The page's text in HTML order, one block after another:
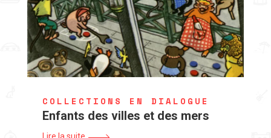
COLLECTIONS EN DIALOGUE
Enfants des villes et des mers